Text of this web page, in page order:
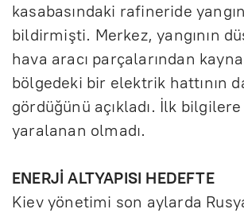
kasabasındaki rafineride yangın
bildirmişti. Merkez, yangının
hava aracı parçalarından
bölgedeki bir elektrik hattının
gördüğünü açıkladı. İlk
yaralanan olmadı.
ENERJİ ALTYAPISI HEDEFTE
Kiev yönetimi son aylarda